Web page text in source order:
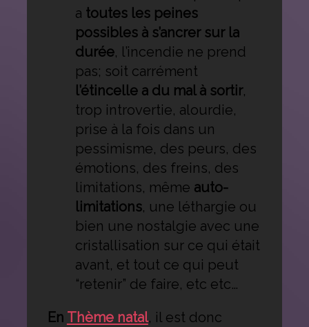
a toutes les peines
possibles à s’ancrer sur la
durée, l’incendie ne prend
pas; soit carrément
l’étincelle a du mal à sortir,
trop introvertie, alourdie,
prise à la fois dans un
pessimisme, des peurs, des
émotions, des freins, des
limitations, même auto-
limitations, une léthargie ou
bien une nostalgie avec une
cristallisation sur ce qui était
avant, et tout ce qui peut
“retenir” de faire, etc etc…
En Thème natal, il est donc